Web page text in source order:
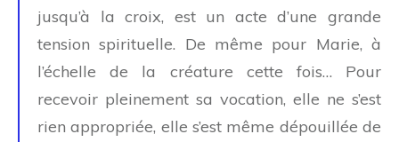
jusqu’à la croix, est un acte d’une grande
tension spirituelle. De même pour Marie, à
l’échelle de la créature cette fois… Pour
recevoir pleinement sa vocation, elle ne s’est
rien appropriée, elle s’est même dépouillée de